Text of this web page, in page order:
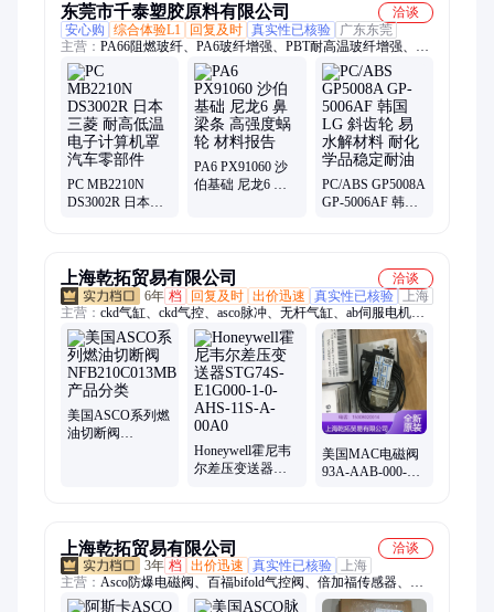
东莞市千泰塑胶原料有限公司
洽谈
安心购
综合体验L1 回复及时 真实性已核验
广东东莞
主营： PA66阻燃玻纤、PA6玻纤增强、PBT耐高温玻纤增强、
LDPE电线电缆、PP高透明医疗级、TPU热熔胶、TPEE电线电
缆、LCP电子电器、PVDF耐化学耐腐蚀、ABS高耐冲击、
PC/ABS电器电器
PC MB2210N
DS3002R 日本三
PA6 PX91060 沙
伯基础 尼龙6 鼻
PC/ABS GP5008A
GP-5006AF 韩国
上海乾拓贸易有限公司
洽谈
6年 档 回复及时 出价迅速 真实性已核验
上海
主营： ckd气缸、ckd气控、asco脉冲、无杆气缸、ab伺服电机、
气体遮蔽阀、紧急开放阀、吸附式干燥器、ASCO电磁阀、费斯
托电磁阀、FESTO气缸、诺冠电子压力开关、贝加莱模块、博力
谋、Hydac压力传感器、霍尼韦尔限位开关、伊顿叶片泵、Origa
无杆气缸、邦纳传感器、Pilz继电器、松下传感器、阿托斯液压
阀
美国ASCO系列燃
油切断阀
Honeywell霍尼韦
尔差压变送器
美国MAC电磁阀
93A-AAB-000-
上海乾拓贸易有限公司
洽谈
3年 档 出价迅速 真实性已核验
上海
主营： Asco防爆电磁阀、百福bifold气控阀、倍加福传感器、
Ross安全阀、NSK、山武行程开关、海德汉编码器、Aventics气